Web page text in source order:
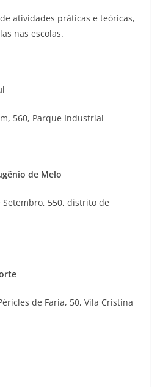
atividades práticas e teóricas,
nas escolas.
560, Parque Industrial
de Melo
Setembro, 550, distrito de
de Faria, 50, Vila Cristina